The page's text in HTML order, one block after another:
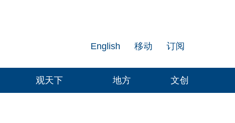
订阅
移动
English
观天下 地方 文创